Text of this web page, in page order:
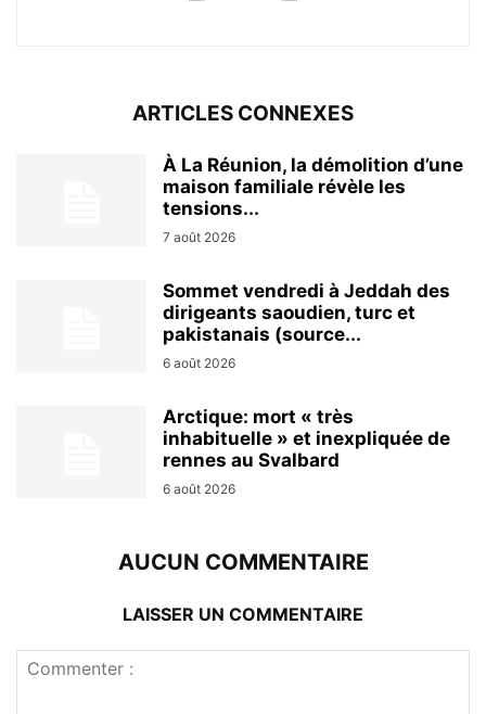
ARTICLES CONNEXES
À La Réunion, la démolition d’une
maison familiale révèle les
tensions...
7 août 2026
Sommet vendredi à Jeddah des
dirigeants saoudien, turc et
pakistanais (source...
6 août 2026
Arctique: mort « très
inhabituelle » et inexpliquée de
rennes au Svalbard
6 août 2026
AUCUN COMMENTAIRE
LAISSER UN COMMENTAIRE